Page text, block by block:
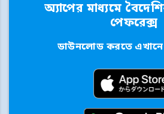
অ্যাপের মাধ্যমে
পেফরেক্স
ডাউনলোড করতে